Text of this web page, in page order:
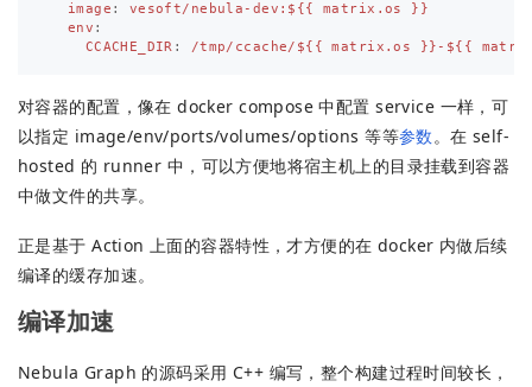
image :
vesoft/nebula-dev:${{ matrix.os }}
env :
CCACHE_DIR : /tmp/ccache/${{ matrix.os }}-${{
对容器的配置，像在 docker compose 中配置 service 一样，可
以指定 image/env/ports/volumes/options 等等参数。在 self-
hosted 的 runner 中，可以方便地将宿主机上的目录挂载到容器
中做文件的共享。
正是基于 Action 上面的容器特性，才方便的在 docker 内做后续
编译的缓存加速。
编译加速
Nebula Graph 的源码采用 C++ 编写，整个构建过程时间较长，